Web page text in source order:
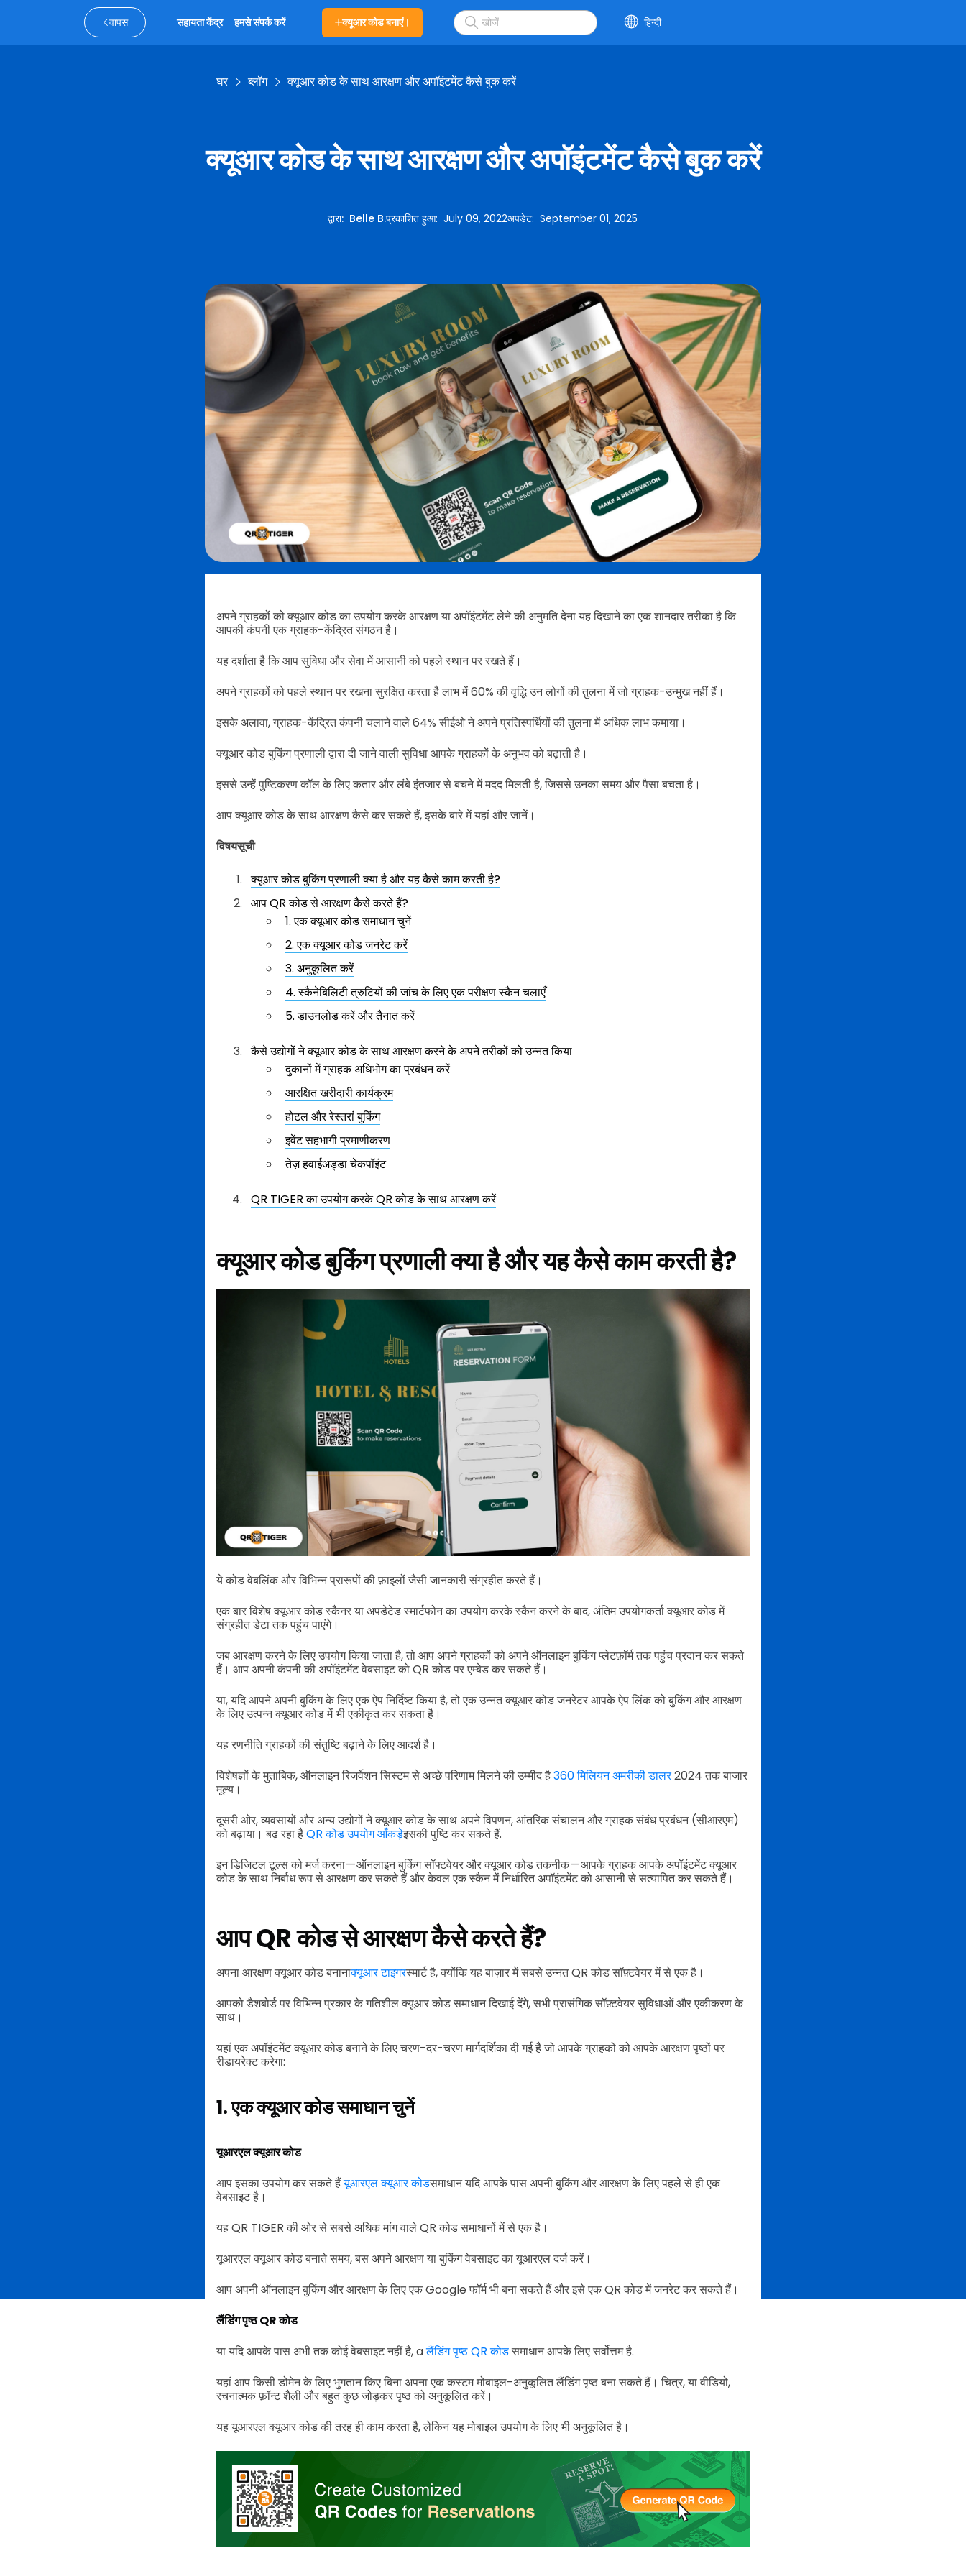
वापस सहायता केंद्र हमसे संपर्क करें क्यूआर कोड बनाएं। हिन्दी
घर ब्लॉग क्यूआर कोड के साथ आरक्षण और अपॉइंटमेंट कैसे बुक करें
क्यूआर कोड के साथ आरक्षण और अपॉइंटमेंट कैसे बुक करें
द्वारा: Belle B.प्रकाशित हुआ:July 09, 2022अपडेट:September 01, 2025
अपने ग्राहकों को क्यूआर कोड का उपयोग करके आरक्षण या अपॉइंटमेंट लेने की अनुमति देना यह दिखाने का एक शानदार तरीका है कि
आपकी कंपनी एक ग्राहक-केंद्रित संगठन है।
यह दर्शाता है कि आप सुविधा और सेवा में आसानी को पहले स्थान पर रखते हैं।
अपने ग्राहकों को पहले स्थान पर रखना सुरक्षित करता है लाभ में 60% की वृद्धि उन लोगों की तुलना में जो ग्राहक-उन्मुख नहीं हैं।
इसके अलावा, ग्राहक-केंद्रित कंपनी चलाने वाले 64% सीईओ ने अपने प्रतिस्पर्धियों की तुलना में अधिक लाभ कमाया।
क्यूआर कोड बुकिंग प्रणाली द्वारा दी जाने वाली सुविधा आपके ग्राहकों के अनुभव को बढ़ाती है।
इससे उन्हें पुष्टिकरण कॉल के लिए कतार और लंबे इंतजार से बचने में मदद मिलती है, जिससे उनका समय और पैसा बचता है।
आप क्यूआर कोड के साथ आरक्षण कैसे कर सकते हैं, इसके बारे में यहां और जानें।
विषयसूची
क्यूआर कोड बुकिंग प्रणाली क्या है और यह कैसे काम करती है?
आप QR कोड से आरक्षण कैसे करते हैं?
1. एक क्यूआर कोड समाधान चुनें
2. एक क्यूआर कोड जनरेट करें
3. अनुकूलित करें
4. स्कैनेबिलिटी त्रुटियों की जांच के लिए एक परीक्षण स्कैन चलाएँ
5. डाउनलोड करें और तैनात करें
कैसे उद्योगों ने क्यूआर कोड के साथ आरक्षण करने के अपने तरीकों को उन्नत किया
दुकानों में ग्राहक अधिभोग का प्रबंधन करें
आरक्षित खरीदारी कार्यक्रम
होटल और रेस्तरां बुकिंग
इवेंट सहभागी प्रमाणीकरण
तेज़ हवाईअड्डा चेकपॉइंट
QR TIGER का उपयोग करके QR कोड के साथ आरक्षण करें
क्यूआर कोड बुकिंग प्रणाली क्या है और यह कैसे काम करती है?
ये कोड वेबलिंक और विभिन्न प्रारूपों की फ़ाइलों जैसी जानकारी संग्रहीत करते हैं।
एक बार विशेष क्यूआर कोड स्कैनर या अपडेटेड स्मार्टफोन का उपयोग करके स्कैन करने के बाद, अंतिम उपयोगकर्ता क्यूआर कोड में
संग्रहीत डेटा तक पहुंच पाएंगे।
जब आरक्षण करने के लिए उपयोग किया जाता है, तो आप अपने ग्राहकों को अपने ऑनलाइन बुकिंग प्लेटफ़ॉर्म तक पहुंच प्रदान कर सकते
हैं। आप अपनी कंपनी की अपॉइंटमेंट वेबसाइट को QR कोड पर एम्बेड कर सकते हैं।
या, यदि आपने अपनी बुकिंग के लिए एक ऐप निर्दिष्ट किया है, तो एक उन्नत क्यूआर कोड जनरेटर आपके ऐप लिंक को बुकिंग और आरक्षण
के लिए उत्पन्न क्यूआर कोड में भी एकीकृत कर सकता है।
यह रणनीति ग्राहकों की संतुष्टि बढ़ाने के लिए आदर्श है।
विशेषज्ञों के मुताबिक, ऑनलाइन रिजर्वेशन सिस्टम से अच्छे परिणाम मिलने की उम्मीद है360 मिलियन अमरीकी डालर2024 तक बाजार
मूल्य।
दूसरी ओर, व्यवसायों और अन्य उद्योगों ने क्यूआर कोड के साथ अपने विपणन, आंतरिक संचालन और ग्राहक संबंध प्रबंधन (सीआरएम)
को बढ़ाया। बढ़ रहा हैQR कोड उपयोग आँकड़ेइसकी पुष्टि कर सकते हैं.
इन डिजिटल टूल्स को मर्ज करना — ऑनलाइन बुकिंग सॉफ्टवेयर और क्यूआर कोड तकनीक — आपके ग्राहक आपके अपॉइंटमेंट क्यूआर
कोड के साथ निर्बाध रूप से आरक्षण कर सकते हैं और केवल एक स्कैन में निर्धारित अपॉइंटमेंट को आसानी से सत्यापित कर सकते हैं।
आप QR कोड से आरक्षण कैसे करते हैं?
अपना आरक्षण क्यूआर कोड बनानाक्यूआर टाइगरस्मार्ट है, क्योंकि यह बाज़ार में सबसे उन्नत QR कोड सॉफ़्टवेयर में से एक है।
आपको डैशबोर्ड पर विभिन्न प्रकार के गतिशील क्यूआर कोड समाधान दिखाई देंगे, सभी प्रासंगिक सॉफ़्टवेयर सुविधाओं और एकीकरण के
साथ।
यहां एक अपॉइंटमेंट क्यूआर कोड बनाने के लिए चरण-दर-चरण मार्गदर्शिका दी गई है जो आपके ग्राहकों को आपके आरक्षण पृष्ठों पर
रीडायरेक्ट करेगा:
1. एक क्यूआर कोड समाधान चुनें
यूआरएल क्यूआर कोड
आप इसका उपयोग कर सकते हैंयूआरएल क्यूआर कोडसमाधान यदि आपके पास अपनी बुकिंग और आरक्षण के लिए पहले से ही एक
वेबसाइट है।
यह QR TIGER की ओर से सबसे अधिक मांग वाले QR कोड समाधानों में से एक है।
यूआरएल क्यूआर कोड बनाते समय, बस अपने आरक्षण या बुकिंग वेबसाइट का यूआरएल दर्ज करें।
आप अपनी ऑनलाइन बुकिंग और आरक्षण के लिए एक Google फॉर्म भी बना सकते हैं और इसे एक QR कोड में जनरेट कर सकते हैं।
लैंडिंग पृष्ठ QR कोड
या यदि आपके पास अभी तक कोई वेबसाइट नहीं है, aलैंडिंग पृष्ठ QR कोडसमाधान आपके लिए सर्वोत्तम है.
यहां आप किसी डोमेन के लिए भुगतान किए बिना अपना एक कस्टम मोबाइल-अनुकूलित लैंडिंग पृष्ठ बना सकते हैं। चित्र, या वीडियो,
रचनात्मक फ़ॉन्ट शैली और बहुत कुछ जोड़कर पृष्ठ को अनुकूलित करें।
यह यूआरएल क्यूआर कोड की तरह ही काम करता है, लेकिन यह मोबाइल उपयोग के लिए भी अनुकूलित है।